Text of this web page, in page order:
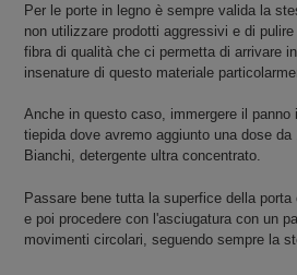
Per le porte in legno è sempre valida la
non utilizzare prodotti aggressivi e di
fibra di qualità che ci permetta di arrivare
insenature di questo materiale
Anche in questo caso, immergere il panno
tiepida dove avremo aggiunto una dose da
Bianchi, detergente ultra concentrato.
Passare bene tutta la superfice della
e poi procedere con l'asciugatura con un
movimenti circolari, seguendo sempre la